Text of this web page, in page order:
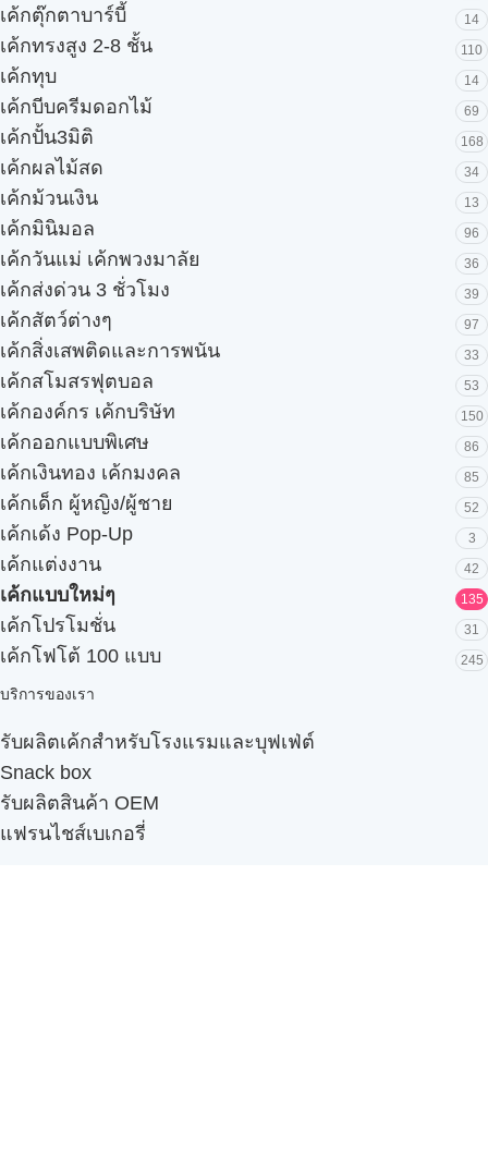
เค้กตุ๊กตาบาร์บี้ 14
เค้กทรงสูง 2-8 ชั้น 110
เค้กทุบ 14
เค้กบีบครีมดอกไม้ 69
เค้กปั้น3มิติ 168
เค้กผลไม้สด 34
เค้กม้วนเงิน 13
เค้กมินิมอล 96
เค้กวันแม่ เค้กพวงมาลัย 36
เค้กส่งด่วน 3 ชั่วโมง 39
เค้กสัตว์ต่างๆ 97
เค้กสิ่งเสพติดและการพนัน 33
เค้กสโมสรฟุตบอล 53
เค้กองค์กร เค้กบริษัท 150
เค้กออกแบบพิเศษ 86
เค้กเงินทอง เค้กมงคล 85
เค้กเด็ก ผู้หญิง/ผู้ชาย 52
เค้กเด้ง Pop-Up 3
เค้กแต่งงาน 42
เค้กแบบใหม่ๆ 135
เค้กโปรโมชั่น 31
เค้กโฟโต้ 100 แบบ 245
บริการของเรา
รับผลิตเค้กสำหรับโรงแรมและบุฟเฟ่ต์
Snack box
รับผลิตสินค้า OEM
แฟรนไชส์เบเกอรี่